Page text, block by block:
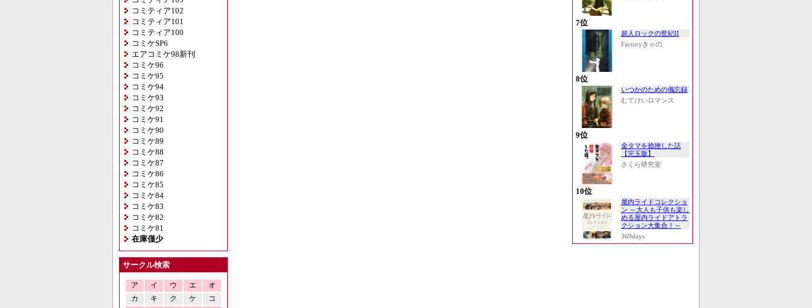
コミティア102
コミティア101
コミティア100
コミケSP6
エアコミケ98新刊
コミケ96
コミケ95
コミケ94
コミケ93
コミケ92
コミケ91
コミケ90
コミケ89
コミケ88
コミケ87
コミケ86
コミケ85
コミケ84
コミケ83
コミケ82
コミケ81
在庫僅少
サークル検索
ア イ ウ エ
オ
カ
キ ク ケ
コ
7位
超人ロックの世紀II
Factoryきゃの
8位
いつかのための備忘録
むてけいロマンス
9位
金タマを捻挫した話
【完玉版】
さくら研究室
10位
屋内ライドコレクショ
ン ～大人も子供も楽し
める屋内ライドアトラ
クション大集合！～
369days